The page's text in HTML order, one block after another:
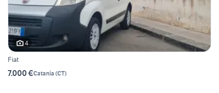
4
Fiat
7.000 €Catania (CT)